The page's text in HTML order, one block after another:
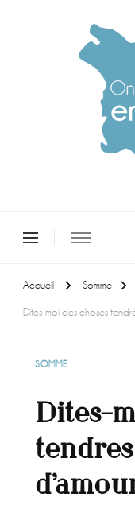
Accueil Somme
Dites-moi des choses
SOMME
Dites-